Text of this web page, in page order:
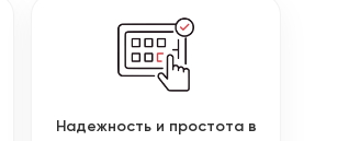
Надежность и простота в